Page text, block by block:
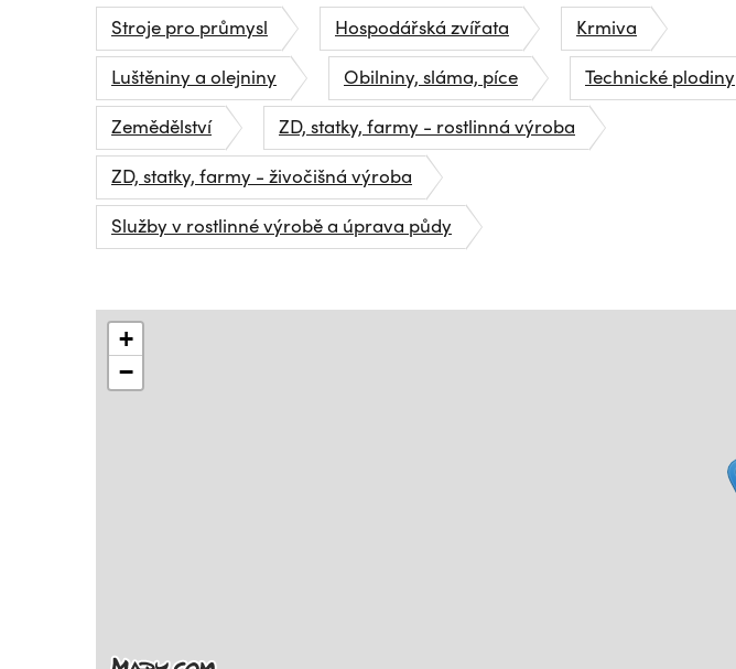
Stroje pro průmysl Hospodářská zvířata
Krmiva
Luštěniny a olejniny
Obilniny, sláma, píce
Technické plodiny
Zemědělství
ZD, statky, farmy - rostlinná výroba
ZD, statky, farmy - živočišná výroba
Služby v rostlinné výrobě a úprava půdy
+
−